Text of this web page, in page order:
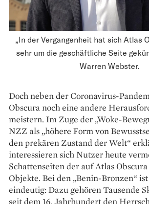
„In der Vergangenheit hat sich Atlas
sehr um die geschäftliche Seite
Warren Webster.
Doch neben der Coronavirus-
Obscura noch eine andere
meistern. Im Zuge der „Woke-
NZZ als „höhere Form von
den prekären Zustand der Welt“
interessieren sich Nutzer heute
Schatten­seiten der auf Atlas
Objekte. Bei den „Benin-Bronzen“
eindeutig: Dazu gehören Tausende
seit dem 16. Jahr­hundert den